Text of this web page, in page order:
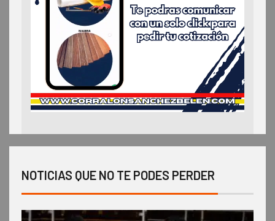
NOTICIAS QUE NO TE PODES PERDER